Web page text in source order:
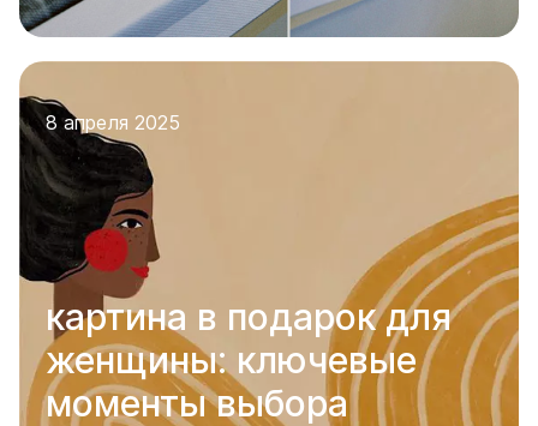
8 апреля 2025
картина в подарок для
женщины: ключевые
моменты выбора